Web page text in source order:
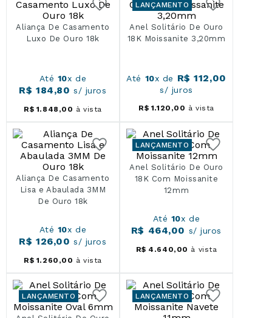
Aliança De Casamento
Luxo De Ouro 18k
Até 10x de
R$ 184,80 s/ juros
R$ 1. 848 ,00 à vista
LANÇAMENTO
Anel Solitário De Ouro
18K Moissanite 3,20mm
Até 10x de R$ 112,00
s/ juros
R$ 1.120 ,00 à vista
Aliança De Casamento
Lisa e Abaulada 3MM
De Ouro 18k
Até 10x de
R$ 126,00 s/ juros
R$ 1. 260 ,00 à vista
LANÇAMENTO
Anel Solitário De Ouro
18K Com Moissanite
12mm
Até 10x de
R$ 464,00 s/ juros
R$ 4 .640, 00 à vista
LANÇAMENTO LANÇAMENTO